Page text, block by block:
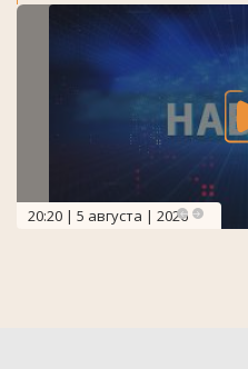
20:20 | 5 августа | 2026